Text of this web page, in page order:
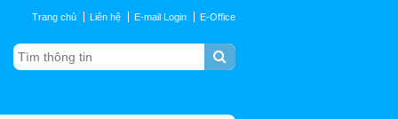
Trang chủ Liên hệ E-mail Login E-Office